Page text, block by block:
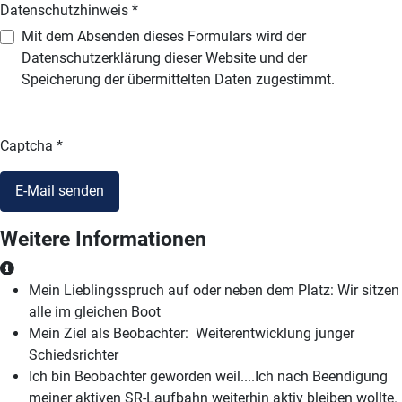
Datenschutzhinweis *
Datenschutzhinweis
Mit dem Absenden dieses Formulars wird der
Datenschutzerklärung dieser Website und der
Speicherung der übermittelten Daten zugestimmt.
Captcha *
E-Mail senden
Weitere Informationen
Weitere Informationen
Mein Lieblingsspruch auf oder neben dem Platz: Wir sitzen
alle im gleichen Boot
Mein Ziel als Beobachter: Weiterentwicklung junger
Schiedsrichter
Ich bin Beobachter geworden weil....Ich nach Beendigung
meiner aktiven SR-Laufbahn weiterhin aktiv bleiben wollte.